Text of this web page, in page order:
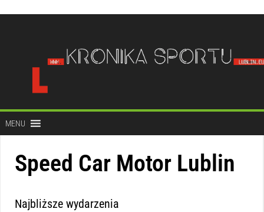
treści
MENU
Speed Car Motor Lublin
Najbliższe wydarzenia